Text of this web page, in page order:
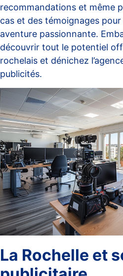
recommandations et même
cas et des témoignages
aventure passionnante.
découvrir tout le potentiel
rochelais et dénichez
publicités.
La Rochelle et